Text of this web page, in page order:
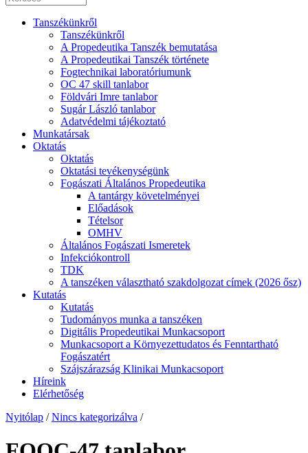
Tanszékünkről
Tanszékünkről
A Propedeutika Tanszék bemutatása
A Propedeutikai Tanszék története
Fogtechnikai laboratóriumunk
OC 47 skill tanlabor
Földvári Imre tanlabor
Sugár László tanlabor
Adatvédelmi tájékoztató
Munkatársak
Oktatás
Oktatás
Oktatási tevékenységünk
Fogászati Általános Propedeutika
A tantárgy követelményei
Előadások
Tételsor
OMHV
Általános Fogászati Ismeretek
Infekciókontroll
TDK
A tanszéken választható szakdolgozat címek (2026 ősz)
Kutatás
Kutatás
Tudományos munka a tanszéken
Digitális Propedeutikai Munkacsoport
Munkacsoport a Környezettudatos és Fenntartható
Fogászatért
Szájszárazság Klinikai Munkacsoport
Híreink
Elérhetőség
Nyitólap / Nincs kategorizálva /